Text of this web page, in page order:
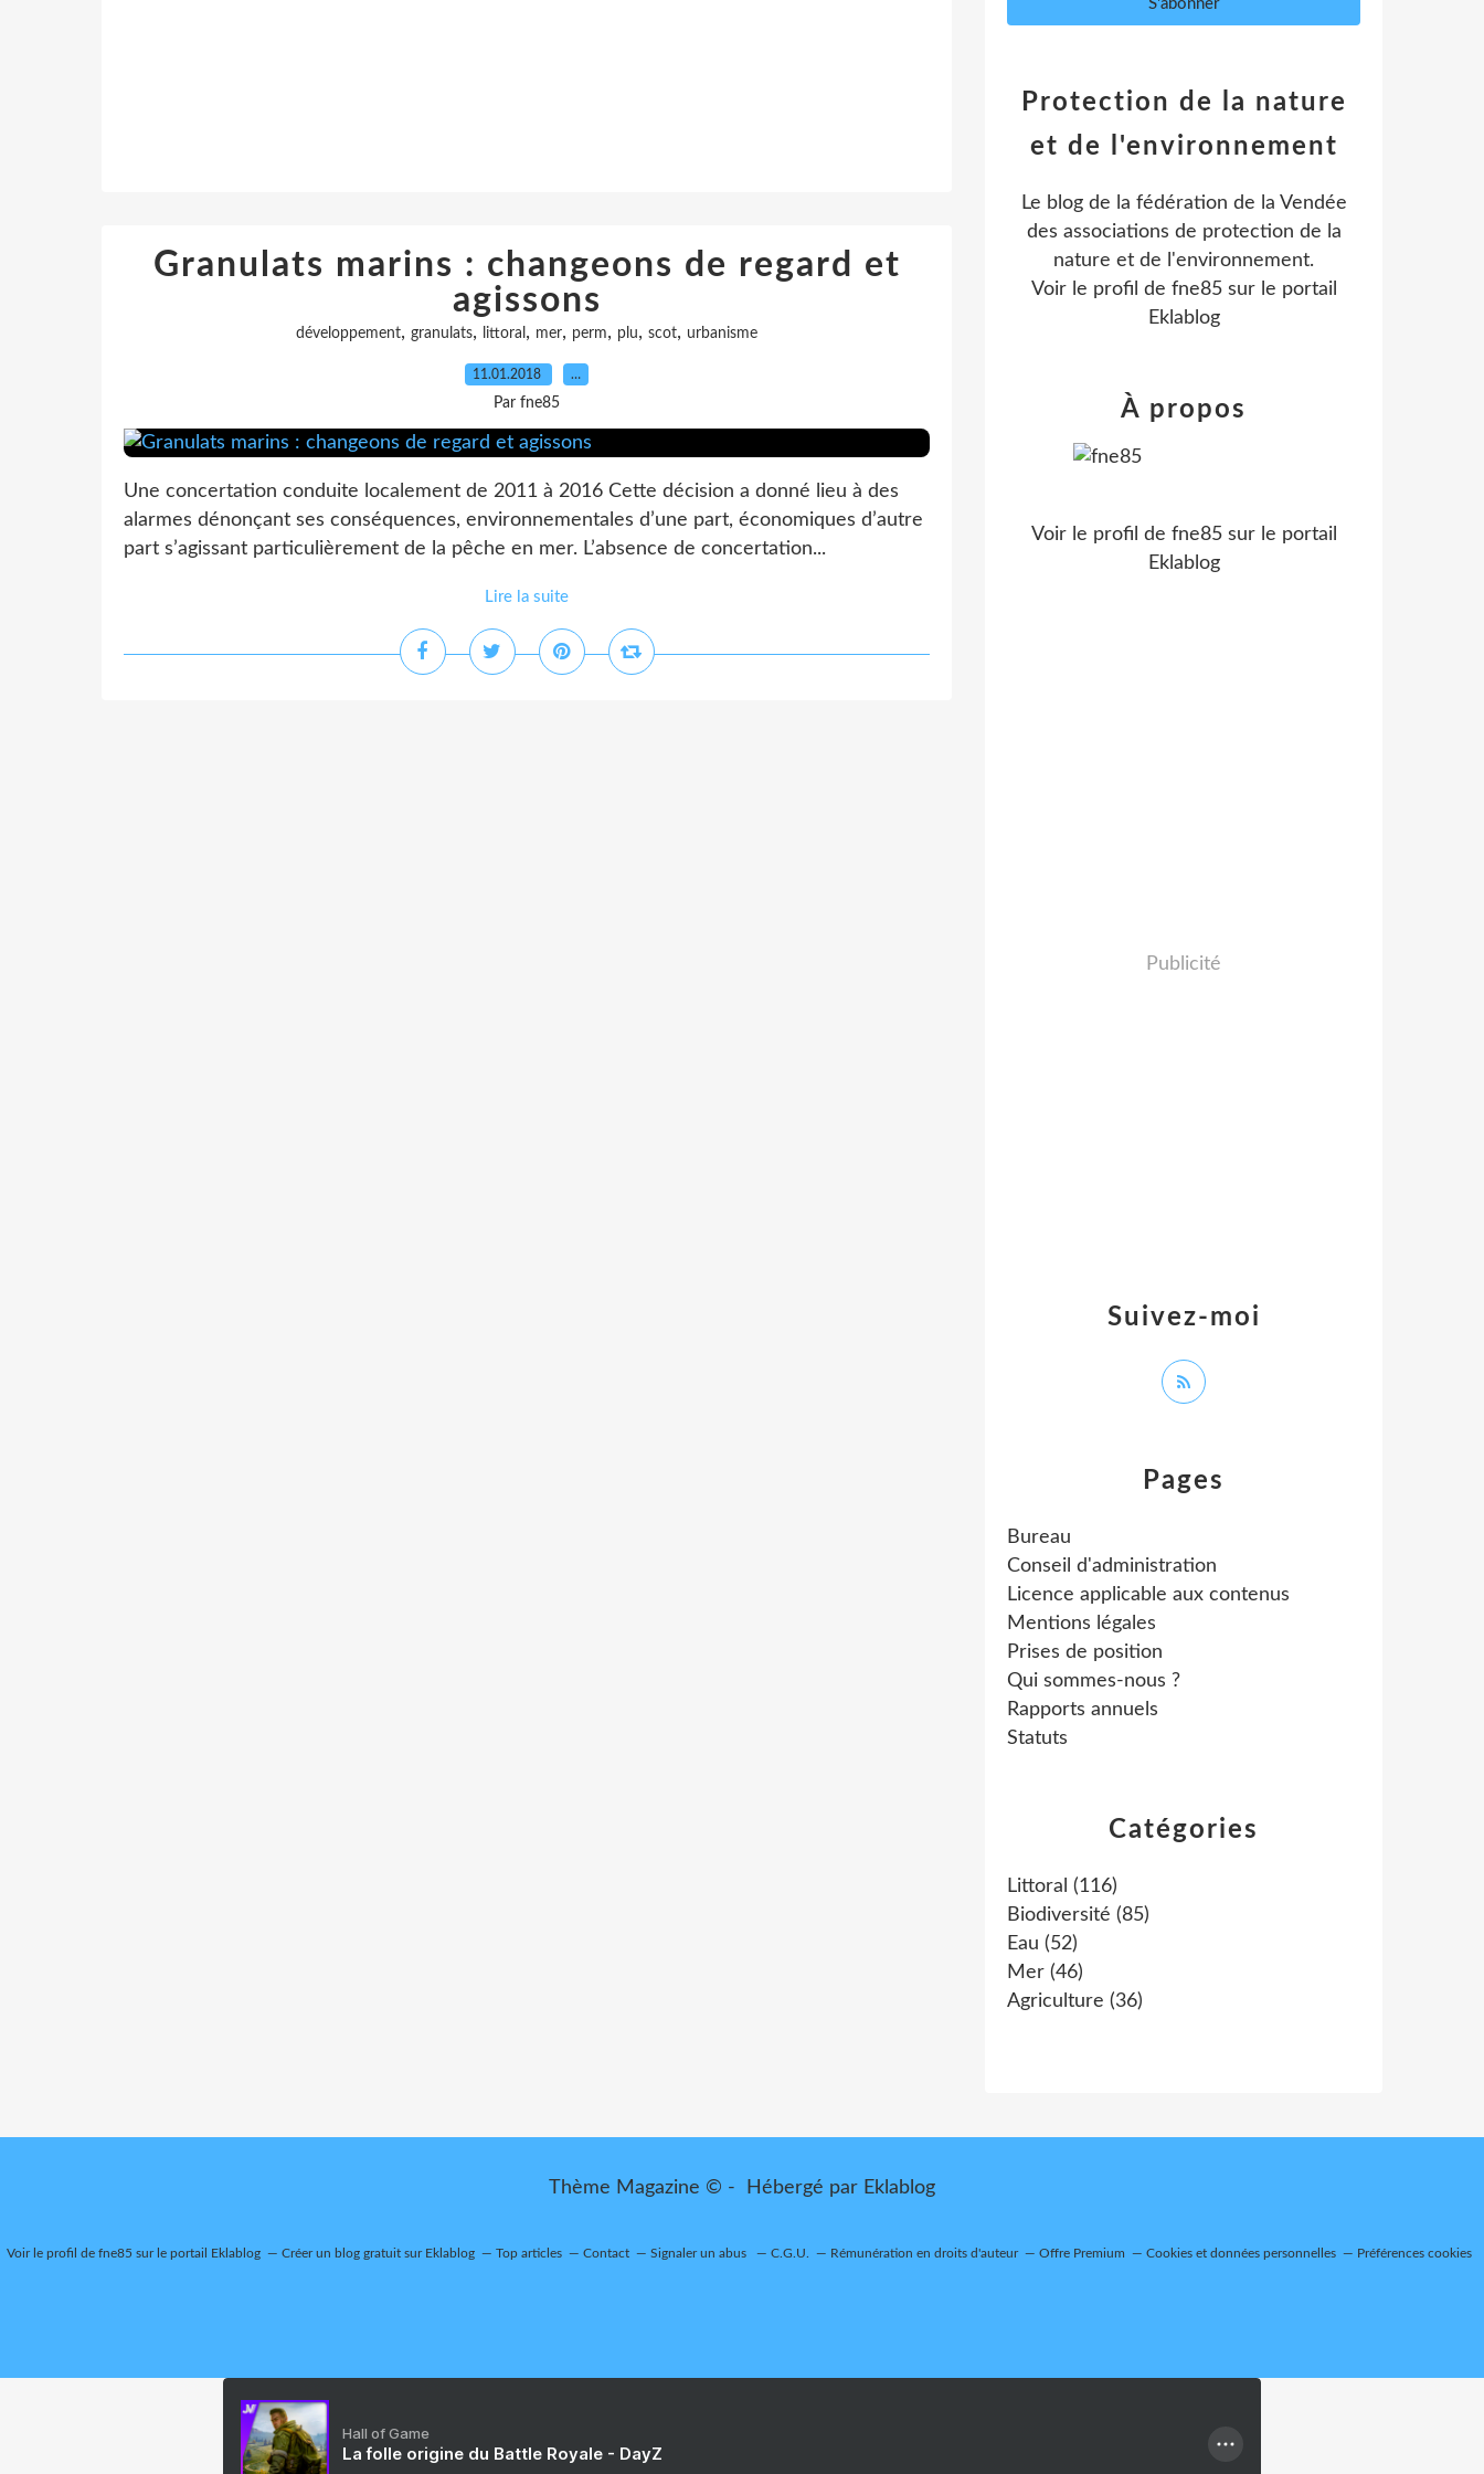
Granulats marins : changeons de regard et
agissons
développement, granulats, littoral , mer, perm, plu, scot, urbanisme
11.01.2018 …
Par fne85
Une concertation conduite localement de 2011 à 2016 Cette décision a donné lieu à des
alarmes dénonçant ses conséquences, environnementales d’une part, économiques d’autre
part s’agissant particulièrement de la pêche en mer. L’absence de concertation...
Lire la suite
Catégories
Littoral (116)
Biodiversité (85)
Eau (52)
Mer (46)
Agriculture (36)
Pages
Bureau
Conseil d'administration
Licence applicable aux contenus
Mentions légales
Prises de position
Qui sommes-nous ?
Rapports annuels
Statuts
Protection de la nature
et de l'environnement
Le blog de la fédération de la Vendée
des associations de protection de la
nature et de l'environnement.
Voir le profil de fne85sur le portail
Eklablog
Suivez-moi
À propos
Voir le profil de fne85sur le portail
Eklablog
Publicité
Thème Magazine © - Hébergé par Eklablog
Voir le profil de fne85 sur le portail Eklablog Créer un blog gratuit sur Eklablog Top articles Contact Signaler un abus C.G.U. Rémunération en droits d'auteur Offre Premium Cookies et données personnelles Préférences cookies
Hall of Game
La folle origine du Battle Royale - DayZ